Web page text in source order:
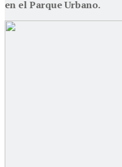
en el Parque Urbano.